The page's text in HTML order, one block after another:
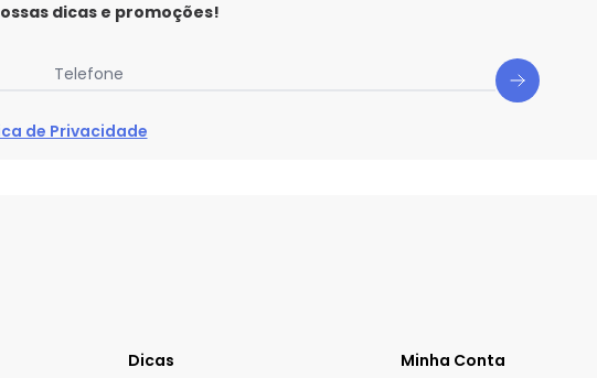
dicas e promoções!
Telefone
de Privacidade
Dicas Minha Conta